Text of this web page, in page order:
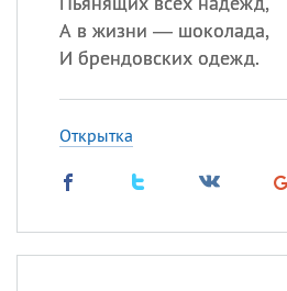
А в жизни — шоколада,
И брендовских одежд.
Открытка